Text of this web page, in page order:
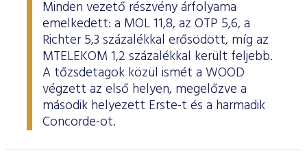
Minden vezető részvény árfolyama
emelkedett: a MOL 11,8, az OTP 5,6, a
Richter 5,3 százalékkal erősödött, míg az
MTELEKOM 1,2 százalékkal került feljebb.
A tőzsdetagok közül ismét a WOOD
végzett az első helyen, megelőzve a
második helyezett Erste-t és a harmadik
Concorde-ot.